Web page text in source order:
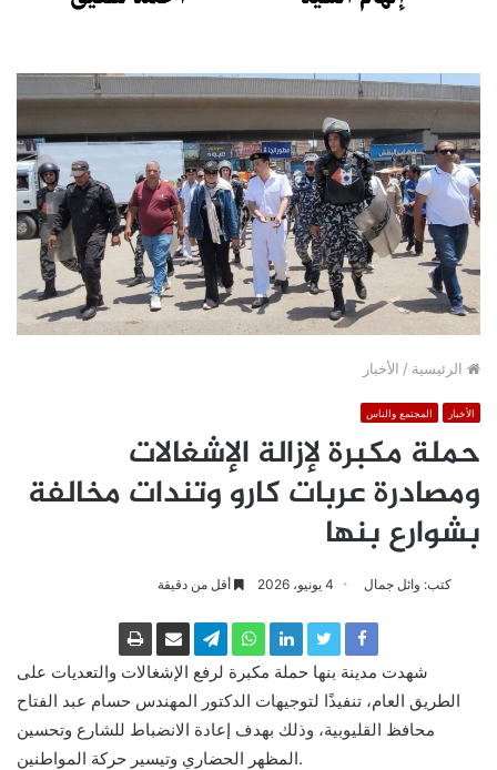
الرئيسية / الأخبار
الأخبار المجتمع والناس
حملة مكبرة لإزالة الإشغالات
ومصادرة عربات كارو وتندات مخالفة
بشوارع بنها
كتب: وائل جمال 4 يونيو، 2026 أقل من دقيقة
شهدت مدينة بنها حملة مكبرة لرفع الإشغالات والتعديات على
الطريق العام، تنفيذًا لتوجيهات الدكتور المهندس حسام عبد الفتاح
محافظ القليوبية، وذلك بهدف إعادة الانضباط للشارع وتحسين
المظهر الحضاري وتيسير حركة المواطنين.